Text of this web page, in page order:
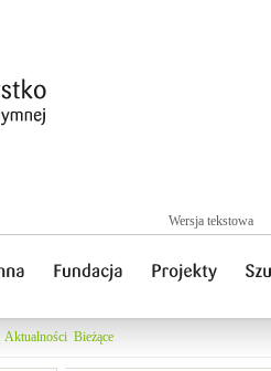
Wersja tekstowa
Aktualności Bieżące